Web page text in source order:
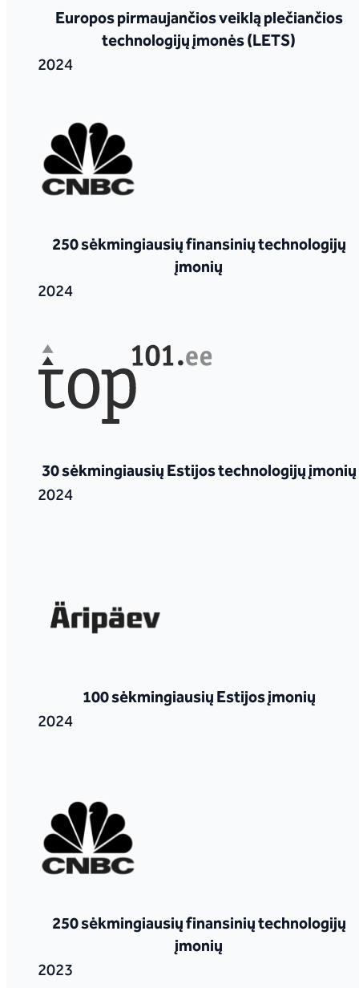
Europos pirmaujančios veiklą plečiančios
technologijų įmonės (LETS)
2024
250 sėkmingiausių finansinių technologijų
įmonių
2024
30 sėkmingiausių Estijos technologijų įmonių
2024
100 sėkmingiausių Estijos įmonių
2024
250 sėkmingiausių finansinių technologijų
įmonių
2023